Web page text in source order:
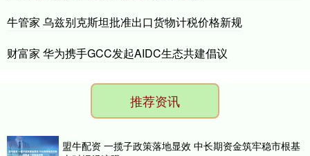
牛管家 乌兹别克斯坦批准出口货物计税价格新规
财富家 华为携手GCC发起AIDC生态共建倡议
推荐资讯
盟牛配资 一揽子政策落地显效 中长期资金筑牢稳市根基